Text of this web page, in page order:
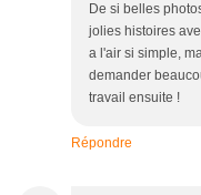
De si belles
jolies histoires
a l'air si simple,
demander
travail ensuite !
Répondre